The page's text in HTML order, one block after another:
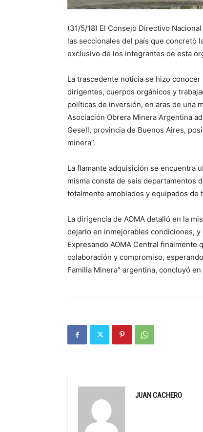
(31/5/18) El Consejo Directivo
las seccionales del país que concretó
exclusivo de los integrantes de esta
La trascedente noticia se hizo
dirigentes, cuerpos orgánicos y
políticas de inversión, en aras de una
Asociación Obrera Minera Argentina
Gesell, provincia de Buenos Aires,
minera”.
La flamante adquisición se encuentra
misma consta de seis departamentos
totalmente amoblados y equipados de
La dirigencia de AOMA detalló en la
dejarlo en inmejorables condiciones,
Expresando AOMA Central finalmente
colaboración y compromiso,
Familia Minera” argentina, concluyó
JUAN CACHERO